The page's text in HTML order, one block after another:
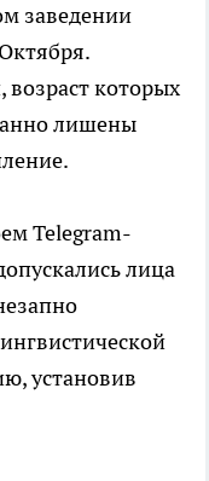
заведении
которых
лишены
Telegram-
лица
установив